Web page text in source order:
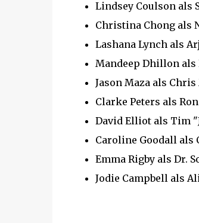
Lindsey Coulson als
Christina Chong als
Lashana Lynch als
Mandeep Dhillon als
Jason Maza als
Clarke Peters als
David Elliot als Tim
Caroline Goodall als
Emma Rigby als Dr.
Jodie Campbell als